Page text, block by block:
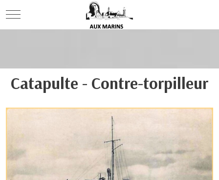
Mobile Menu Toggle
Catapulte - Contre-torpilleur